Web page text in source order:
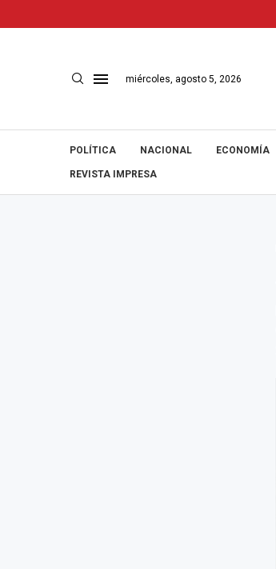
miércoles, agosto 5, 2026
POLÍTICA NACIONAL ECONOMÍA
REVISTA IMPRESA